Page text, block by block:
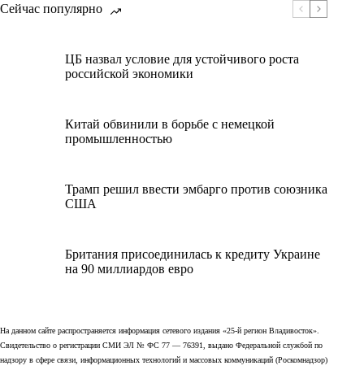
Сейчас популярно
ЦБ назвал условие для устойчивого роста
российской экономики
Китай обвинили в борьбе с немецкой
промышленностью
Трамп решил ввести эмбарго против союзника
США
Британия присоединилась к кредиту Украине
на 90 миллиардов евро
На данном сайте распространяется информация сетевого издания «25-й регион Владивосток».
Свидетельство о регистрации СМИ ЭЛ № ФС 77 — 76391, выдано Федеральной службой по
надзору в сфере связи, информационных технологий и массовых коммуникаций (Роскомнадзор)